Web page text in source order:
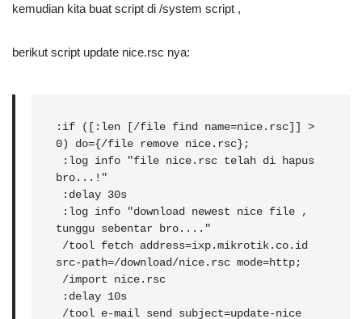
kemudian kita buat script di /system script ,
berikut script update nice.rsc nya:
:if ([:len [/file find name=nice.rsc]] >
0) do={/file remove nice.rsc};
bro...!"
tunggu sebentar bro...."
src-path=/download/nice.rsc mode=http;